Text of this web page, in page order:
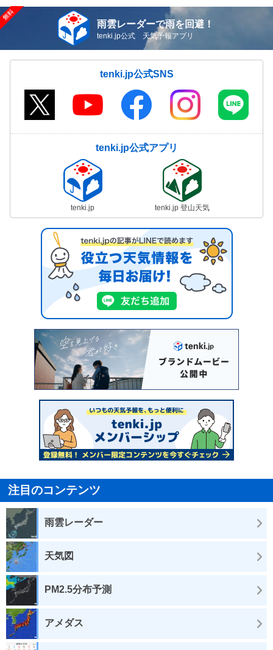
雨雲レーダーで雨を回避！
tenki.jp公式 天気予報アプリ
tenki.jp公式SNS
tenki.jp公式アプリ
tenki.jp tenki.jp 登山天気
注目のコンテンツ
雨雲レーダー
天気図
PM2.5分布予測
アメダス